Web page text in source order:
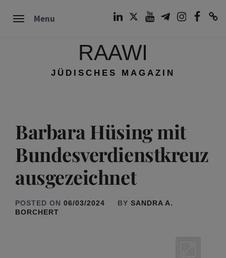
Menu
RAAWI
JÜDISCHES MAGAZIN
Barbara Hüsing mit
Bundesverdienstkreuz
ausgezeichnet
POSTED ON 06/03/2024 BY SANDRA A.
BORCHERT